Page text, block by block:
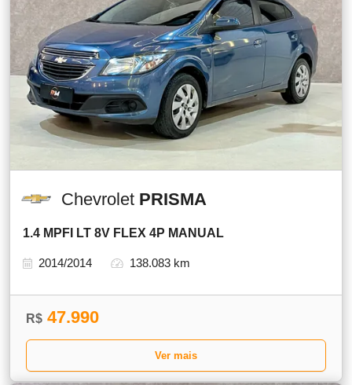
Chevrolet PRISMA
1.4 MPFI LT 8V FLEX 4P MANUAL
2014/2014 138.083 km
R$ 47.990
Ver mais